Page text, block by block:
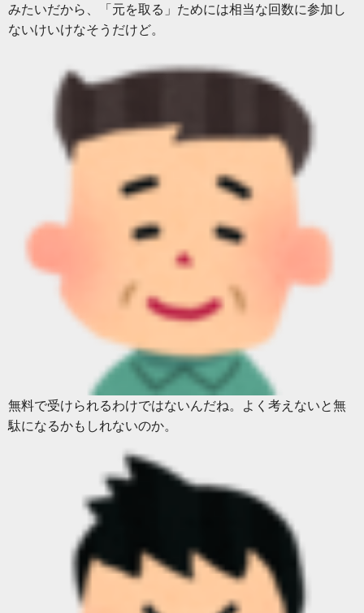
みたいだから、「元を取る」ためには相当な回数に参加し
ないけいけなそうだけど。
無料で受けられるわけではないんだね。よく考えないと無
駄になるかもしれないのか。